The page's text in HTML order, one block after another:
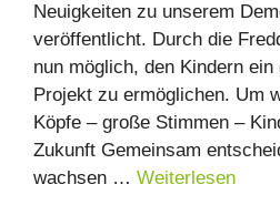
Neuigkeiten zu unserem
veröffentlicht. Durch die
nun möglich, den Kindern
Projekt zu ermöglichen. Um
Köpfe – große Stimmen –
Zukunft Gemeinsam
wachsen … Weiterlesen